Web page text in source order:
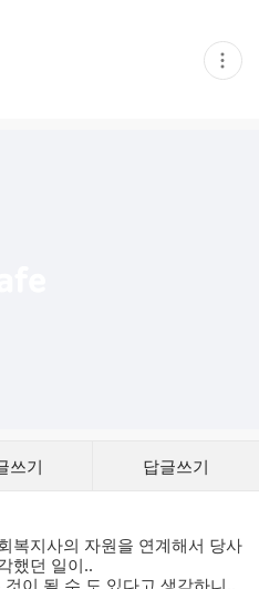
현
재
쓰기 답글쓰기
복지사의 자원을 연계해서 당사
했던 일이..
이 될 수 도 있다고 생각하니..